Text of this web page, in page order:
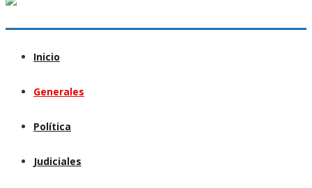
Inicio
Generales
Política
Judiciales